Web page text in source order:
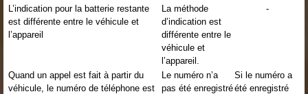
L’indication pour la batterie restante
est différente entre le véhicule et
l’appareil
La méthode
d’indication est
différente entre le
véhicule et
l’appareil.
-
Quand un appel est fait à partir du
véhicule, le numéro de téléphone est
Le numéro n’a
pas été enregistré
Si le numéro a
été enregistré